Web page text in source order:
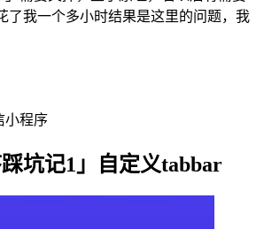
了我一个多小时结果是这里的问题，我
小程序
踩坑记1」自定义tabbar